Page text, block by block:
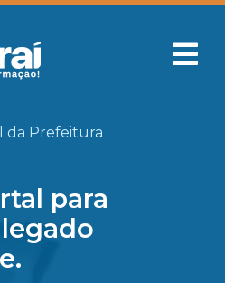
da Prefeitura
para